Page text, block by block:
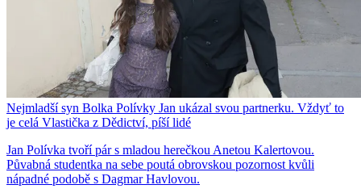
Nejmladší syn Bolka Polívky Jan ukázal svou partnerku. Vždyť to
je celá Vlastička z Dědictví, píší lidé
Jan Polívka tvoří pár s mladou herečkou Anetou Kalertovou.
Půvabná studentka na sebe poutá obrovskou pozornost kvůli
nápadné podobě s Dagmar Havlovou.